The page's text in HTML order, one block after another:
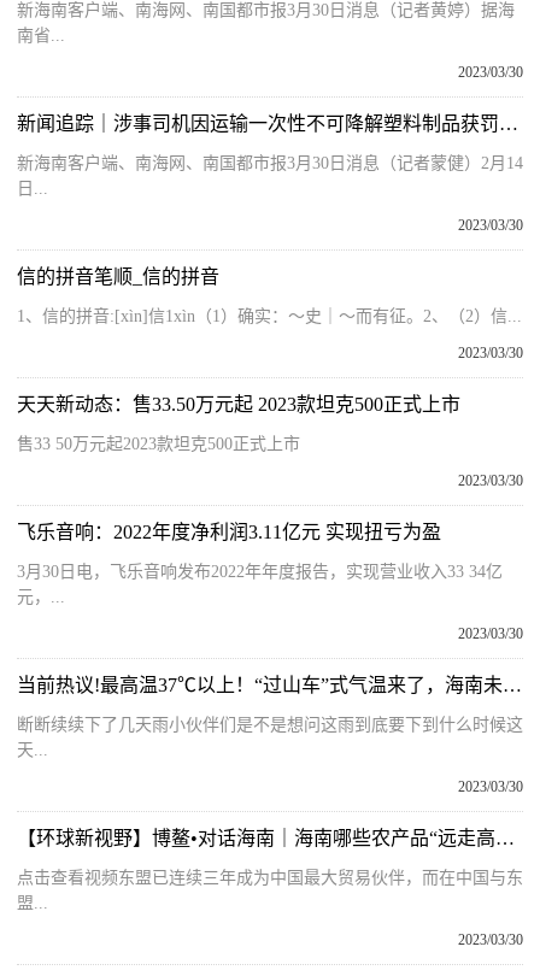
新海南客户端、南海网、南国都市报3月30日消息（记者黄婷）据海
南省...
2023/03/30
新闻追踪｜涉事司机因运输一次性不可降解塑料制品获罚1万元
新海南客户端、南海网、南国都市报3月30日消息（记者蒙健）2月14
日...
2023/03/30
信的拼音笔顺_信的拼音
1、信的拼音:[xìn]信1xìn（1）确实：～史｜～而有征。2、（2）信...
2023/03/30
天天新动态：售33.50万元起 2023款坦克500正式上市
售33 50万元起2023款坦克500正式上市
2023/03/30
飞乐音响：2022年度净利润3.11亿元 实现扭亏为盈
3月30日电，飞乐音响发布2022年年度报告，实现营业收入33 34亿
元，...
2023/03/30
当前热议!最高温37℃以上！“过山车”式气温来了，海南未来几天天气
断断续续下了几天雨小伙伴们是不是想问这雨到底要下到什么时候这
天...
2023/03/30
【环球新视野】博鳌•对话海南｜海南哪些农产品“远走高飞”东盟？劳拉带你了解
点击查看视频东盟已连续三年成为中国最大贸易伙伴，而在中国与东
盟...
2023/03/30